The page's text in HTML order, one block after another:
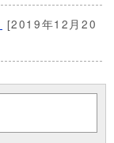
[2019年12月20